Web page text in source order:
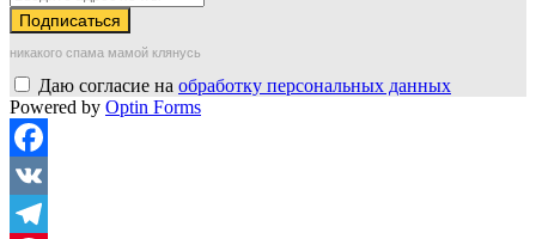
никакого спама мамой клянусь
Даю согласие на обработку персональных данных
Powered by Optin Forms
Facebook
VK